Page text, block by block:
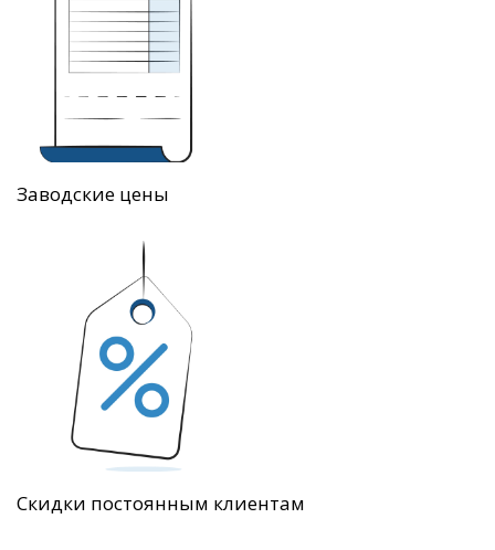
Заводские цены
Скидки постоянным клиентам